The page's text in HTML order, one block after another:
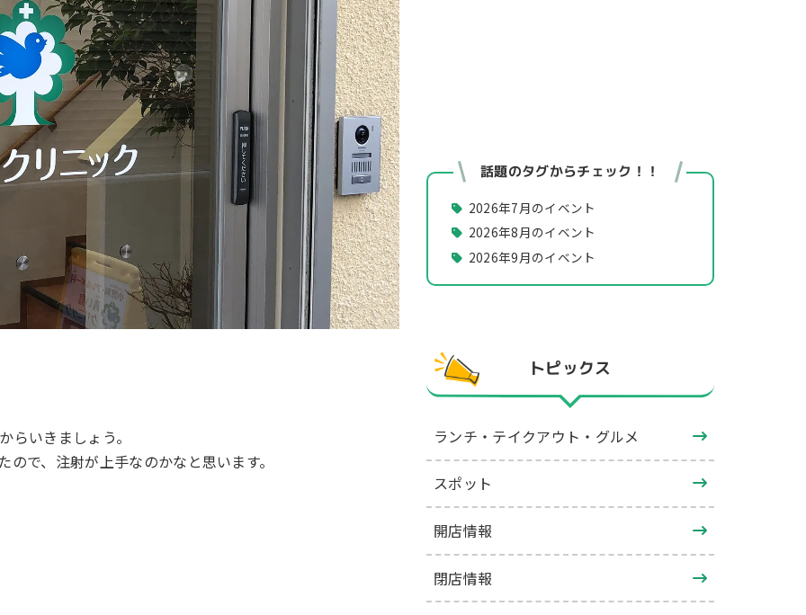
らいきましょう。
で、注射が上手なのかなと思います。
話題のタグからチェック！！
2026年7月のイベント
2026年8月のイベント
2026年9月のイベント
トピックス
ランチ・テイクアウト・グルメ
スポット
開店情報
閉店情報